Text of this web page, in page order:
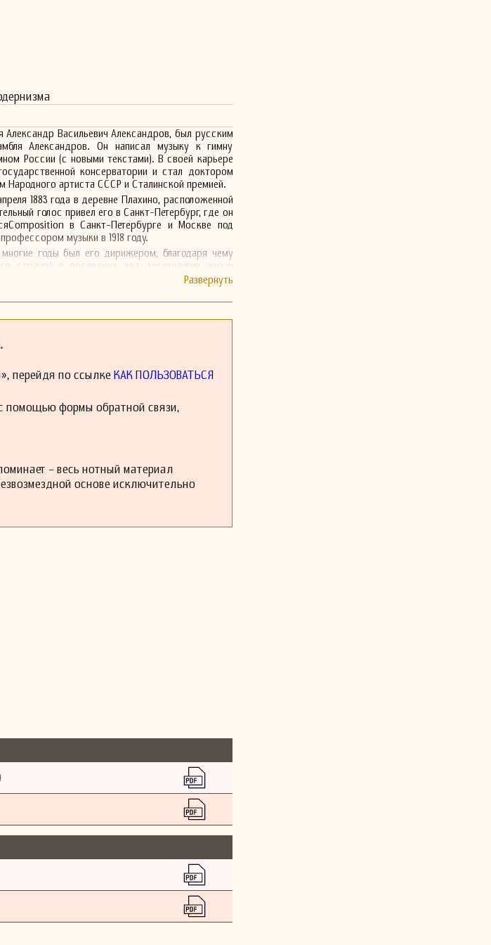
Александр Васильевич Александров, был русским
Александров. Он написал музыку к гимну
России (с новыми текстами). В своей карьере
консерватории и стал доктором
Народного артиста СССР и Сталинской премией.
1883 года в деревне Плахино, расположенной
голос привел его в Санкт-Петербург, где он
в Санкт-Петербурге и Москве под
музыки в 1918 году.
годы был его дирижером, благодаря чему
страной в последние два десятилетия жизни
выставке в 1937 году в Париже. В 1942 году
гимн пользовался большой популярностью и
песни «Священная война».
перейдя по ссылке КАК ПОЛЬЗОВАТЬСЯ
помощью формы обратной связи,
- весь нотный материал
основе исключительно